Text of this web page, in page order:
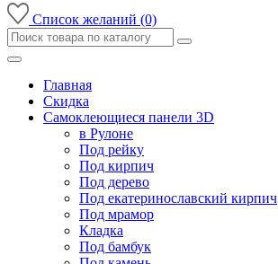
Список желаний (0)
Главная
Скидка
Самоклеющиеся панели 3D
в Рулоне
Под рейку
Под кирпич
Под дерево
Под екатеринославский кирпич
Под мрамор
Кладка
Под бамбук